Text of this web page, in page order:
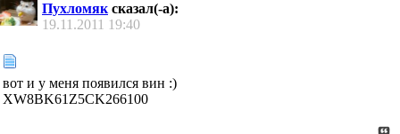
Пухломяк сказал(-а):
19.11.2011 19:40
вот и у меня появился вин :)
XW8BK61Z5CK266100